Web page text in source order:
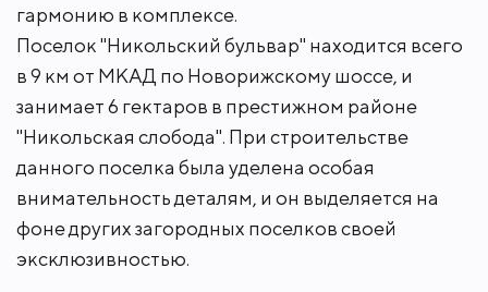
гармонию в комплексе.
Поселок "Никольский бульвар" находится всего
в 9 км от МКАД по Новорижскому шоссе, и
занимает 6 гектаров в престижном районе
"Никольская слобода". При строительстве
данного поселка была уделена особая
внимательность деталям, и он выделяется на
фоне других загородных поселков своей
эксклюзивностью.